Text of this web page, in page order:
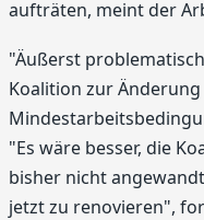
aufträten, meint der
"Äußerst
Koalition zur
"Es wäre besser, die
bisher nicht
jetzt zu renovieren",